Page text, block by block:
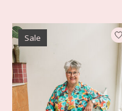
Sale